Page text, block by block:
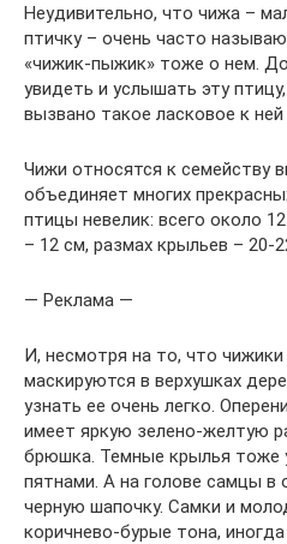
Неудивительно, что чижа –
птичку – очень часто
«чижик-пыжик» тоже о нем.
увидеть и услышать эту
вызвано такое ласковое к
Чижи относятся к семейству
объединяет многих
птицы невелик: всего около
– 12 см, размах крыльев – 20-
— Реклама —
И, несмотря на то, что
маскируются в верхушках
узнать ее очень легко.
имеет яркую зелено-желтую
брюшка. Темные крылья тоже
пятнами. А на голове самцы в
черную шапочку. Самки и
коричнево-бурые тона,